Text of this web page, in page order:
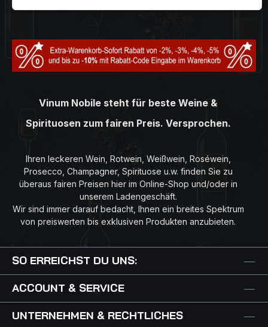
Vinum Nobile steht für beste Weine &
Spirituosen zum fairen Preis. Versprochen.
Ihren leckeren Wein, Rotwein, Weißwein, Roséwein,
Prosecco, Champagner, Spirituose u.w. finden Sie zu
überaus fairen Preisen hier im Online-Shop und/oder in
unserem Ladengeschäft.
Wir sind immer darauf bedacht, Ihnen ein breites Spektrum
von preiswerten bis exklusiven Produkten anzubieten.
SO ERREICHST DU UNS:
ACCOUNT & SERVICE
UNTERNEHMEN & RECHTLICHES